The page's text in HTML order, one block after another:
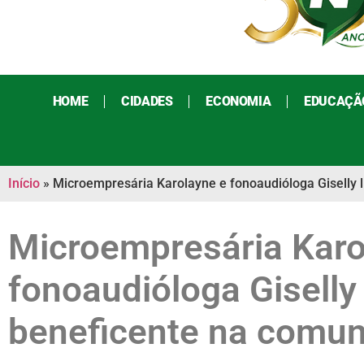
HOME CIDADES ECONOMIA
Início » Microempresária Karolayne e fonoaudióloga
Microempresária
fonoaudióloga
beneficente na